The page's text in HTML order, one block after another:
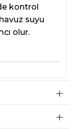
kontrol
suyu
olur.